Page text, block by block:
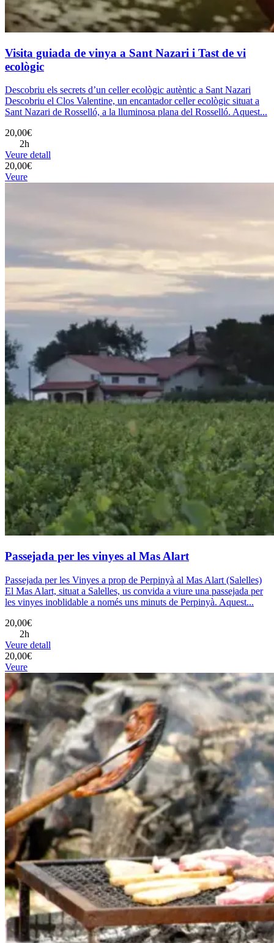
Visita guiada de vinya a Sant Nazari i Tast de vi
ecològic
Descobriu els secrets d’un celler ecològic autèntic a Sant Nazari
Descobriu el Clos Valentine, un encantador celler ecològic situat a
Sant Nazari de Rosselló, a la lluminosa plana del Rosselló. Aquest...
20,00€
2h
Veure detall
20,00€
Veure
Passejada per les vinyes al Mas Alart
Passejada per les Vinyes a prop de Perpinyà al Mas Alart (Salelles)
El Mas Alart, situat a Salelles, us convida a viure una passejada per
les vinyes inoblidable a només uns minuts de Perpinyà. Aquest...
20,00€
2h
Veure detall
20,00€
Veure